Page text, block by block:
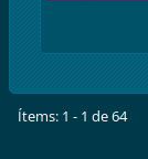
Ítems: 1 - 1 de 64